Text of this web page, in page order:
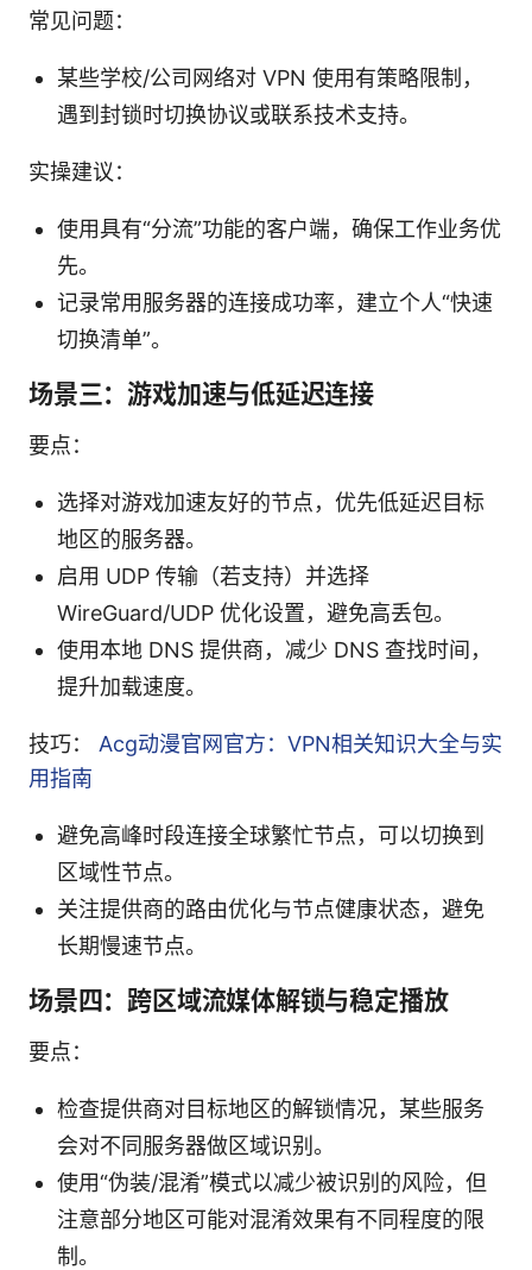
常见问题：
某些学校/公司网络对 VPN 使用有策略限制，
遇到封锁时切换协议或联系技术支持。
实操建议：
使用具有“分流”功能的客户端，确保工作业务优
先。
记录常用服务器的连接成功率，建立个人“快速
切换清单”。
场景三：游戏加速与低延迟连接
要点：
选择对游戏加速友好的节点，优先低延迟目标
地区的服务器。
启用 UDP 传输（若支持）并选择
WireGuard/UDP 优化设置，避免高丢包。
使用本地 DNS 提供商，减少 DNS 查找时间，
提升加载速度。
技巧： Acg动漫官网官方：VPN相关知识大全与实
用指南
避免高峰时段连接全球繁忙节点，可以切换到
区域性节点。
关注提供商的路由优化与节点健康状态，避免
长期慢速节点。
场景四：跨区域流媒体解锁与稳定播放
要点：
检查提供商对目标地区的解锁情况，某些服务
会对不同服务器做区域识别。
使用“伪装/混淆”模式以减少被识别的风险，但
注意部分地区可能对混淆效果有不同程度的限
制。